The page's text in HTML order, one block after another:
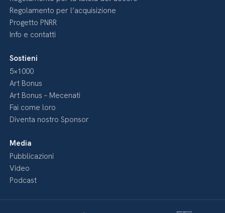
Regolamento per l’acquisizione
Progetto PNRR
Info e contatti
Sostieni
5×1000
Art Bonus
Art Bonus – Mecenati
Fai come loro
Diventa nostro Sponsor
Media
Pubblicazioni
Video
Podcast